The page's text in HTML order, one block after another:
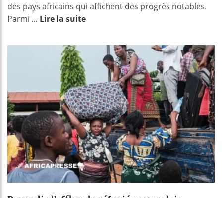
des pays africains qui affichent des progrès notables.
Parmi ... Lire la suite